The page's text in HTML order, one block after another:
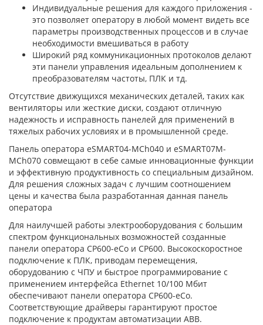
​Индивидуальные решения для каждого приложения -
это позволяет оператору в любой момент видеть все
параметры производственных процессов и в случае
необходимости вмешиваться в работу
Широкий ряд коммуникационных протоколов делают
эти панели управления идеальным дополнением к
преобразователям частоты, ПЛК и тд.
Отсутствие движущихся механических деталей, таких как
вентиляторы или жесткие диски, создают отличную
надежность и исправность панелей для применений в
тяжелых рабочих условиях и в промышленной среде.
Панель оператора eSMART04-MCh040 и eSMART07М-
MCh070 совмещают в себе самые инновационные функции
и эффективную продуктивность со специальным дизайном.
Для решения сложных задач с лучшим соотношением
цены и качества была разработанная данная панель
оператора
Для наилучшей работы электрооборудования с большим
спектром функциональных возможностей созданные
панели оператора CP600-eCo и CP600. Высокоскоростное
подключение к ПЛК, приводам перемещения,
оборудованию с ЧПУ и быстрое программирование с
применением интерфейса Ethernet 10/100 Мбит
обеспечивают панели оператора CP600-eCo.
Соответствующие драйверы гарантируют простое
подключение к продуктам автоматизации ABB.